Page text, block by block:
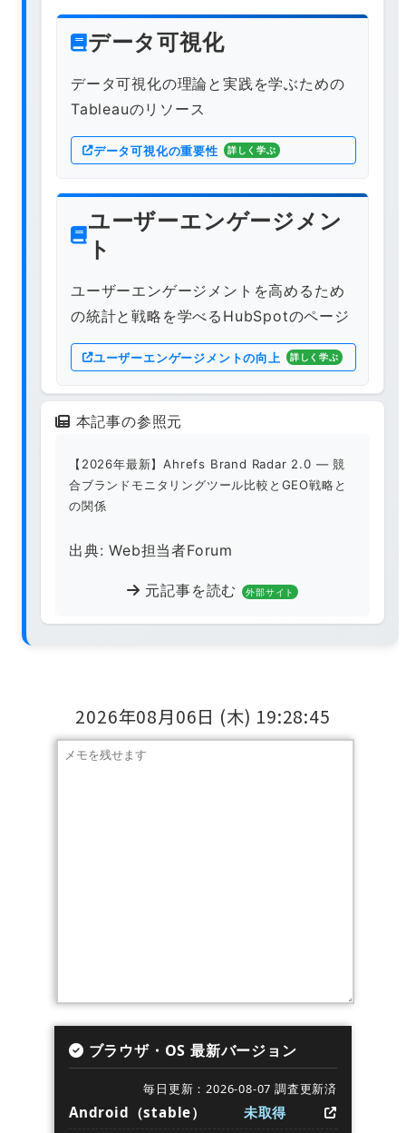
データ可視化
データ可視化の理論と実践を学ぶための
Tableauのリソース
データ可視化の重要性 詳しく学ぶ
ユーザーエンゲージメン
ト
ユーザーエンゲージメントを高めるため
の統計と戦略を学べるHubSpotのページ
ユーザーエンゲージメントの向上 詳しく学ぶ
本記事の参照元
【2026年最新】Ahrefs Brand Radar 2.0 — 競
合ブランドモニタリングツール比較とGEO戦略と
の関係
出典: Web担当者Forum
元記事を読む 外部サイト
2026年08月06日 (木) 19:28:46
ブラウザ・OS 最新バージョン
毎日更新：2026-08-07 調査更新済
Android（stable）
未取得